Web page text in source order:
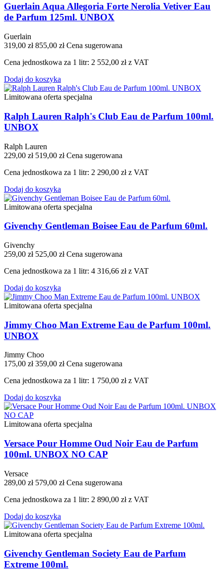
Guerlain Aqua Allegoria Forte Nerolia Vetiver Eau
de Parfum 125ml. UNBOX
Guerlain
319,00 zł 855,00 zł Cena sugerowana
Cena jednostkowa za 1 litr: 2 552,00 zł z VAT
Dodaj do koszyka
Limitowana oferta specjalna
Ralph Lauren Ralph's Club Eau de Parfum 100ml.
UNBOX
Ralph Lauren
229,00 zł 519,00 zł Cena sugerowana
Cena jednostkowa za 1 litr: 2 290,00 zł z VAT
Dodaj do koszyka
Limitowana oferta specjalna
Givenchy Gentleman Boisee Eau de Parfum 60ml.
Givenchy
259,00 zł 525,00 zł Cena sugerowana
Cena jednostkowa za 1 litr: 4 316,66 zł z VAT
Dodaj do koszyka
Limitowana oferta specjalna
Jimmy Choo Man Extreme Eau de Parfum 100ml.
UNBOX
Jimmy Choo
175,00 zł 359,00 zł Cena sugerowana
Cena jednostkowa za 1 litr: 1 750,00 zł z VAT
Dodaj do koszyka
Limitowana oferta specjalna
Versace Pour Homme Oud Noir Eau de Parfum
100ml. UNBOX NO CAP
Versace
289,00 zł 579,00 zł Cena sugerowana
Cena jednostkowa za 1 litr: 2 890,00 zł z VAT
Dodaj do koszyka
Limitowana oferta specjalna
Givenchy Gentleman Society Eau de Parfum
Extreme 100ml.